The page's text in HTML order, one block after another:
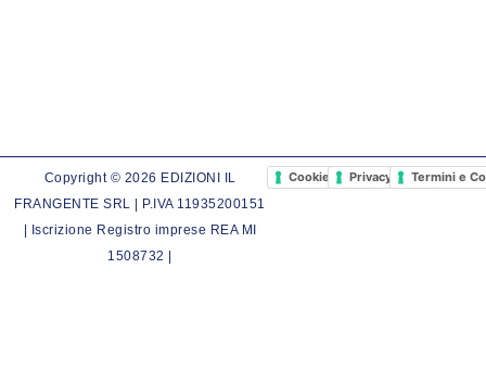
Copyright © 2026 EDIZIONI IL
FRANGENTE SRL | P.IVA 11935200151
| Iscrizione Registro imprese REA MI
1508732 |
Cookie PolicyPrivacy PolicyTermini e